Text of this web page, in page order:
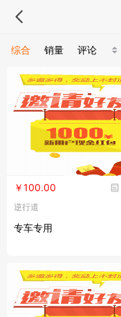
综合 销量 评论
￥100.00
逆行道
专车专用